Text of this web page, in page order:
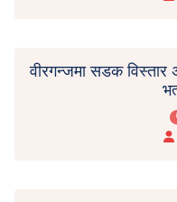
वीरगन्जमा सडक